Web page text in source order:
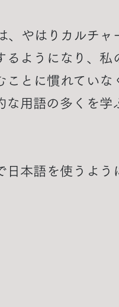
、やはりカルチャ
ようになり、私
とに慣れていな
な用語の多くを学
本語を使うよう